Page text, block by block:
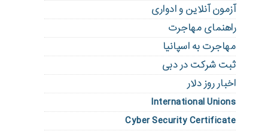
آزمون آنلاین و ادواری
راهنمای مهاجرت
مهاجرت به اسپانیا
ثبت شرکت در دبی
اخبار روز دلار
International Unions
Cyber Security Certificate